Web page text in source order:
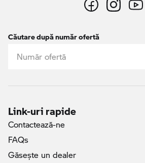
Căutare după număr ofertă
Link-uri rapide
Contactează-ne
FAQs
Găseşte un dealer